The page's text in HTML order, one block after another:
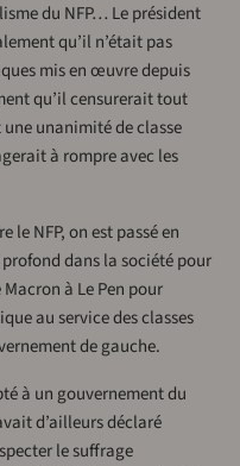
du NFP… Le président
qu’il n’était pas
mis en œuvre depuis
qu’il censurerait tout
unanimité de classe
à rompre avec les
le NFP, on est passé en
dans la société pour
à Le Pen pour
au service des classes
de gauche.
à un gouvernement du
d’ailleurs déclaré
le suffrage